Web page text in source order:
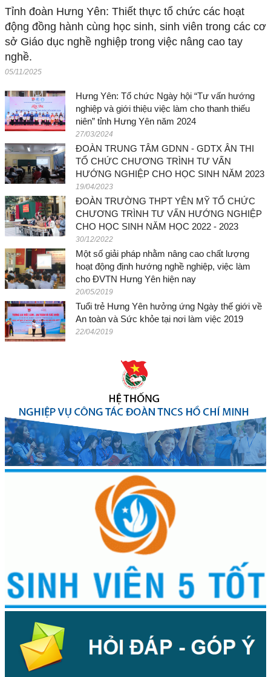
Tỉnh đoàn Hưng Yên: Thiết thực tổ chức các hoạt
động đồng hành cùng học sinh, sinh viên trong các cơ
sở Giáo dục nghề nghiệp trong việc nâng cao tay
nghề.
05/11/2025
Hưng Yên: Tổ chức Ngày hội “Tư vấn hướng
nghiệp và giới thiệu việc làm cho thanh thiếu
niên” tỉnh Hưng Yên năm 2024
27/03/2024
ĐOÀN TRUNG TÂM GDNN - GDTX ÂN THI
TỔ CHỨC CHƯƠNG TRÌNH TƯ VẤN
HƯỚNG NGHIỆP CHO HỌC SINH NĂM 2023
19/04/2023
ĐOÀN TRƯỜNG THPT YÊN MỸ TỔ CHỨC
CHƯƠNG TRÌNH TƯ VẤN HƯỚNG NGHIỆP
CHO HỌC SINH NĂM HỌC 2022 - 2023
30/12/2022
Một số giải pháp nhằm nâng cao chất lượng
hoạt động định hướng nghề nghiệp, việc làm
cho ĐVTN Hưng Yên hiện nay
20/05/2019
Tuổi trẻ Hưng Yên hưởng ứng Ngày thế giới về
An toàn và Sức khỏe tại nơi làm việc 2019
22/04/2019